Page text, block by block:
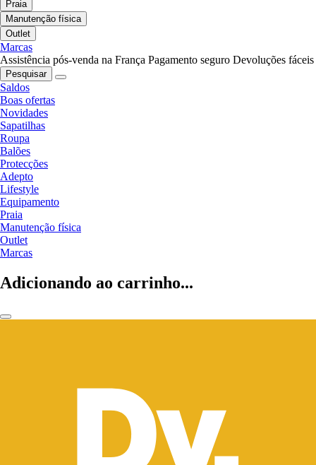
Praia
Manutenção física
Outlet
Marcas
Assistência pós-venda na França Pagamento seguro Devoluções fáceis
Pesquisar
Saldos
Boas ofertas
Novidades
Sapatilhas
Roupa
Balões
Protecções
Adepto
Lifestyle
Equipamento
Praia
Manutenção física
Outlet
Marcas
Adicionando ao carrinho...